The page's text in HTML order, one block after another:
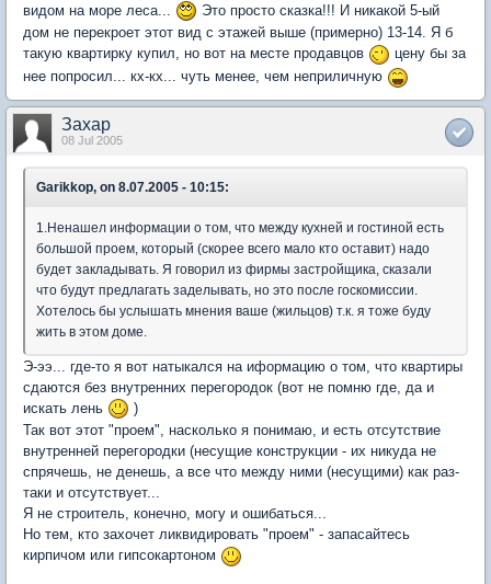
видом на море леса...
Это просто сказка!!! И никакой 5-ый
дом не перекроет этот вид с этажей выше (примерно) 13-14. Я б
такую квартирку купил, но вот на месте продавцов
цену бы за
нее попросил... кх-кх... чуть менее, чем неприличную
Захар
08 Jul 2005
Garikkop, on 8.07.2005 - 10:15:
1.Ненашел информации о том, что между кухней и гостиной есть
большой проем, который (скорее всего мало кто оставит) надо
будет закладывать. Я говорил из фирмы застройщика, сказали
что будут предлагать заделывать, но это после госкомиссии.
Хотелось бы услышать мнения ваше (жильцов) т.к. я тоже буду
жить в этом доме.
Э-ээ... где-то я вот натыкался на иформацию о том, что квартиры
сдаются без внутренних перегородок (вот не помню где, да и
искать лень
)
Так вот этот "проем", насколько я понимаю, и есть отсутствие
внутренней перегородки (несущие конструкции - их никуда не
спрячешь, не денешь, а все что между ними (несущими) как раз-
таки и отсутствует...
Я не строитель, конечно, могу и ошибаться...
Но тем, кто захочет ликвидировать "проем" - запасайтесь
кирпичом или гипсокартоном